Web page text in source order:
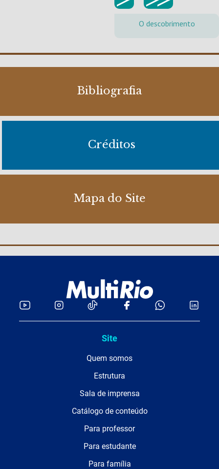
O descobrimento
Bibliografia
Créditos
Mapa do Site
Site
Quem somos
Estrutura
Sala de imprensa
Catálogo de conteúdo
Para professor
Para estudante
Para família